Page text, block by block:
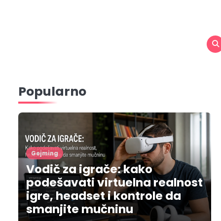
Popularno
Gejming
Vodič za igrače: kako
podešavati virtuelna realnost
igre, headset i kontrole da
smanjite mučninu